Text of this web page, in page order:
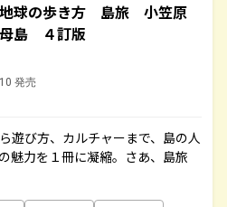
球の歩き方 島旅 小笠原
島 ４訂版
発売
遊び方、カルチャーまで、島の人
魅力を１冊に凝縮。さあ、島旅